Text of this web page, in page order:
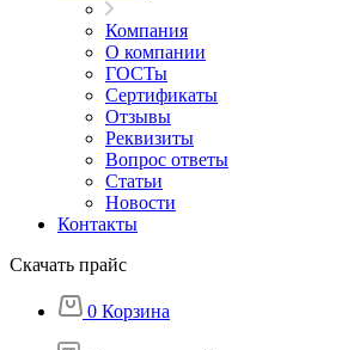
Компания
О компании
ГОСТы
Сертификаты
Отзывы
Реквизиты
Вопрос ответы
Статьи
Новости
Контакты
Скачать прайс
0 Корзина